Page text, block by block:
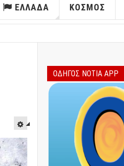
ΕΛΛΑΔΑ ΚΟΣΜΟΣ
ΟΔΗΓΟΣ ΝΟΤΙΑ APP